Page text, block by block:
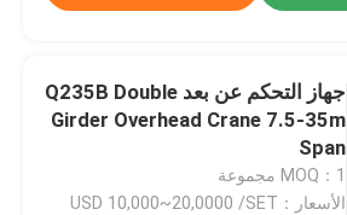
جهاز التحكم عن بعد Q235B Double
Girder Overhead Crane 7.5-35m
Span
MOQ：1 مجموعة
الأسعار：USD 10,000~20,0000 /SET